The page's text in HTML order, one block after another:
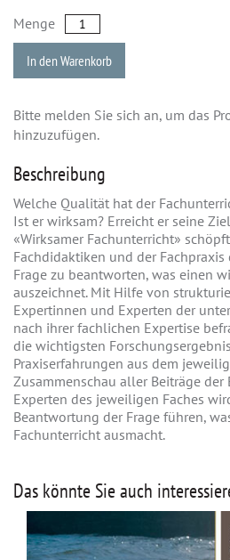
Menge
In den Warenkorb
Bitte melden Sie sich an, um das
hinzuzufügen.
Beschreibung
Welche Qualität hat der
Ist er wirksam? Erreicht er seine
«Wirksamer Fachunterricht»
Fachdidaktiken und der
Frage zu beantworten, was einen
auszeichnet. Mit Hilfe von
Expertinnen und Experten der
nach ihrer fachlichen Expertise
die wichtigsten
Praxiserfahrungen aus dem
Zusammenschau aller Beiträge
Experten des jeweiligen Faches
Beantwortung der Frage führen,
Fachunterricht ausmacht.
Das könnte Sie auch